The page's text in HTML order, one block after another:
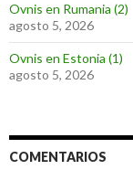
Ovnis en Rumania (2)
agosto 5, 2026
Ovnis en Estonia (1)
agosto 5, 2026
COMENTARIOS